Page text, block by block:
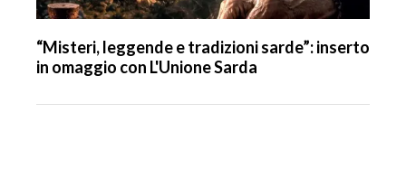
“Misteri, leggende e tradizioni sarde”: inserto
in omaggio con L'Unione Sarda